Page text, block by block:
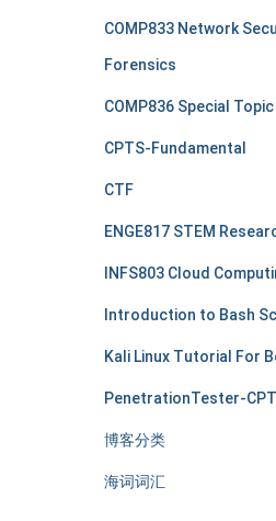
COMP833 Network
Forensics
COMP836 Special Topic
CPTS-Fundamental
CTF
ENGE817 STEM
INFS803 Cloud
Introduction to Bash
Kali Linux Tutorial For
PenetrationTester-
博客分类
海词词汇